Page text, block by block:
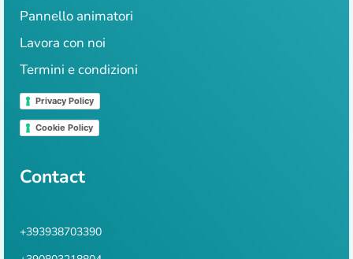
Pannello animatori
Lavora con noi
Termini e condizioni
Privacy Policy
Cookie Policy
Contact
+393938703390